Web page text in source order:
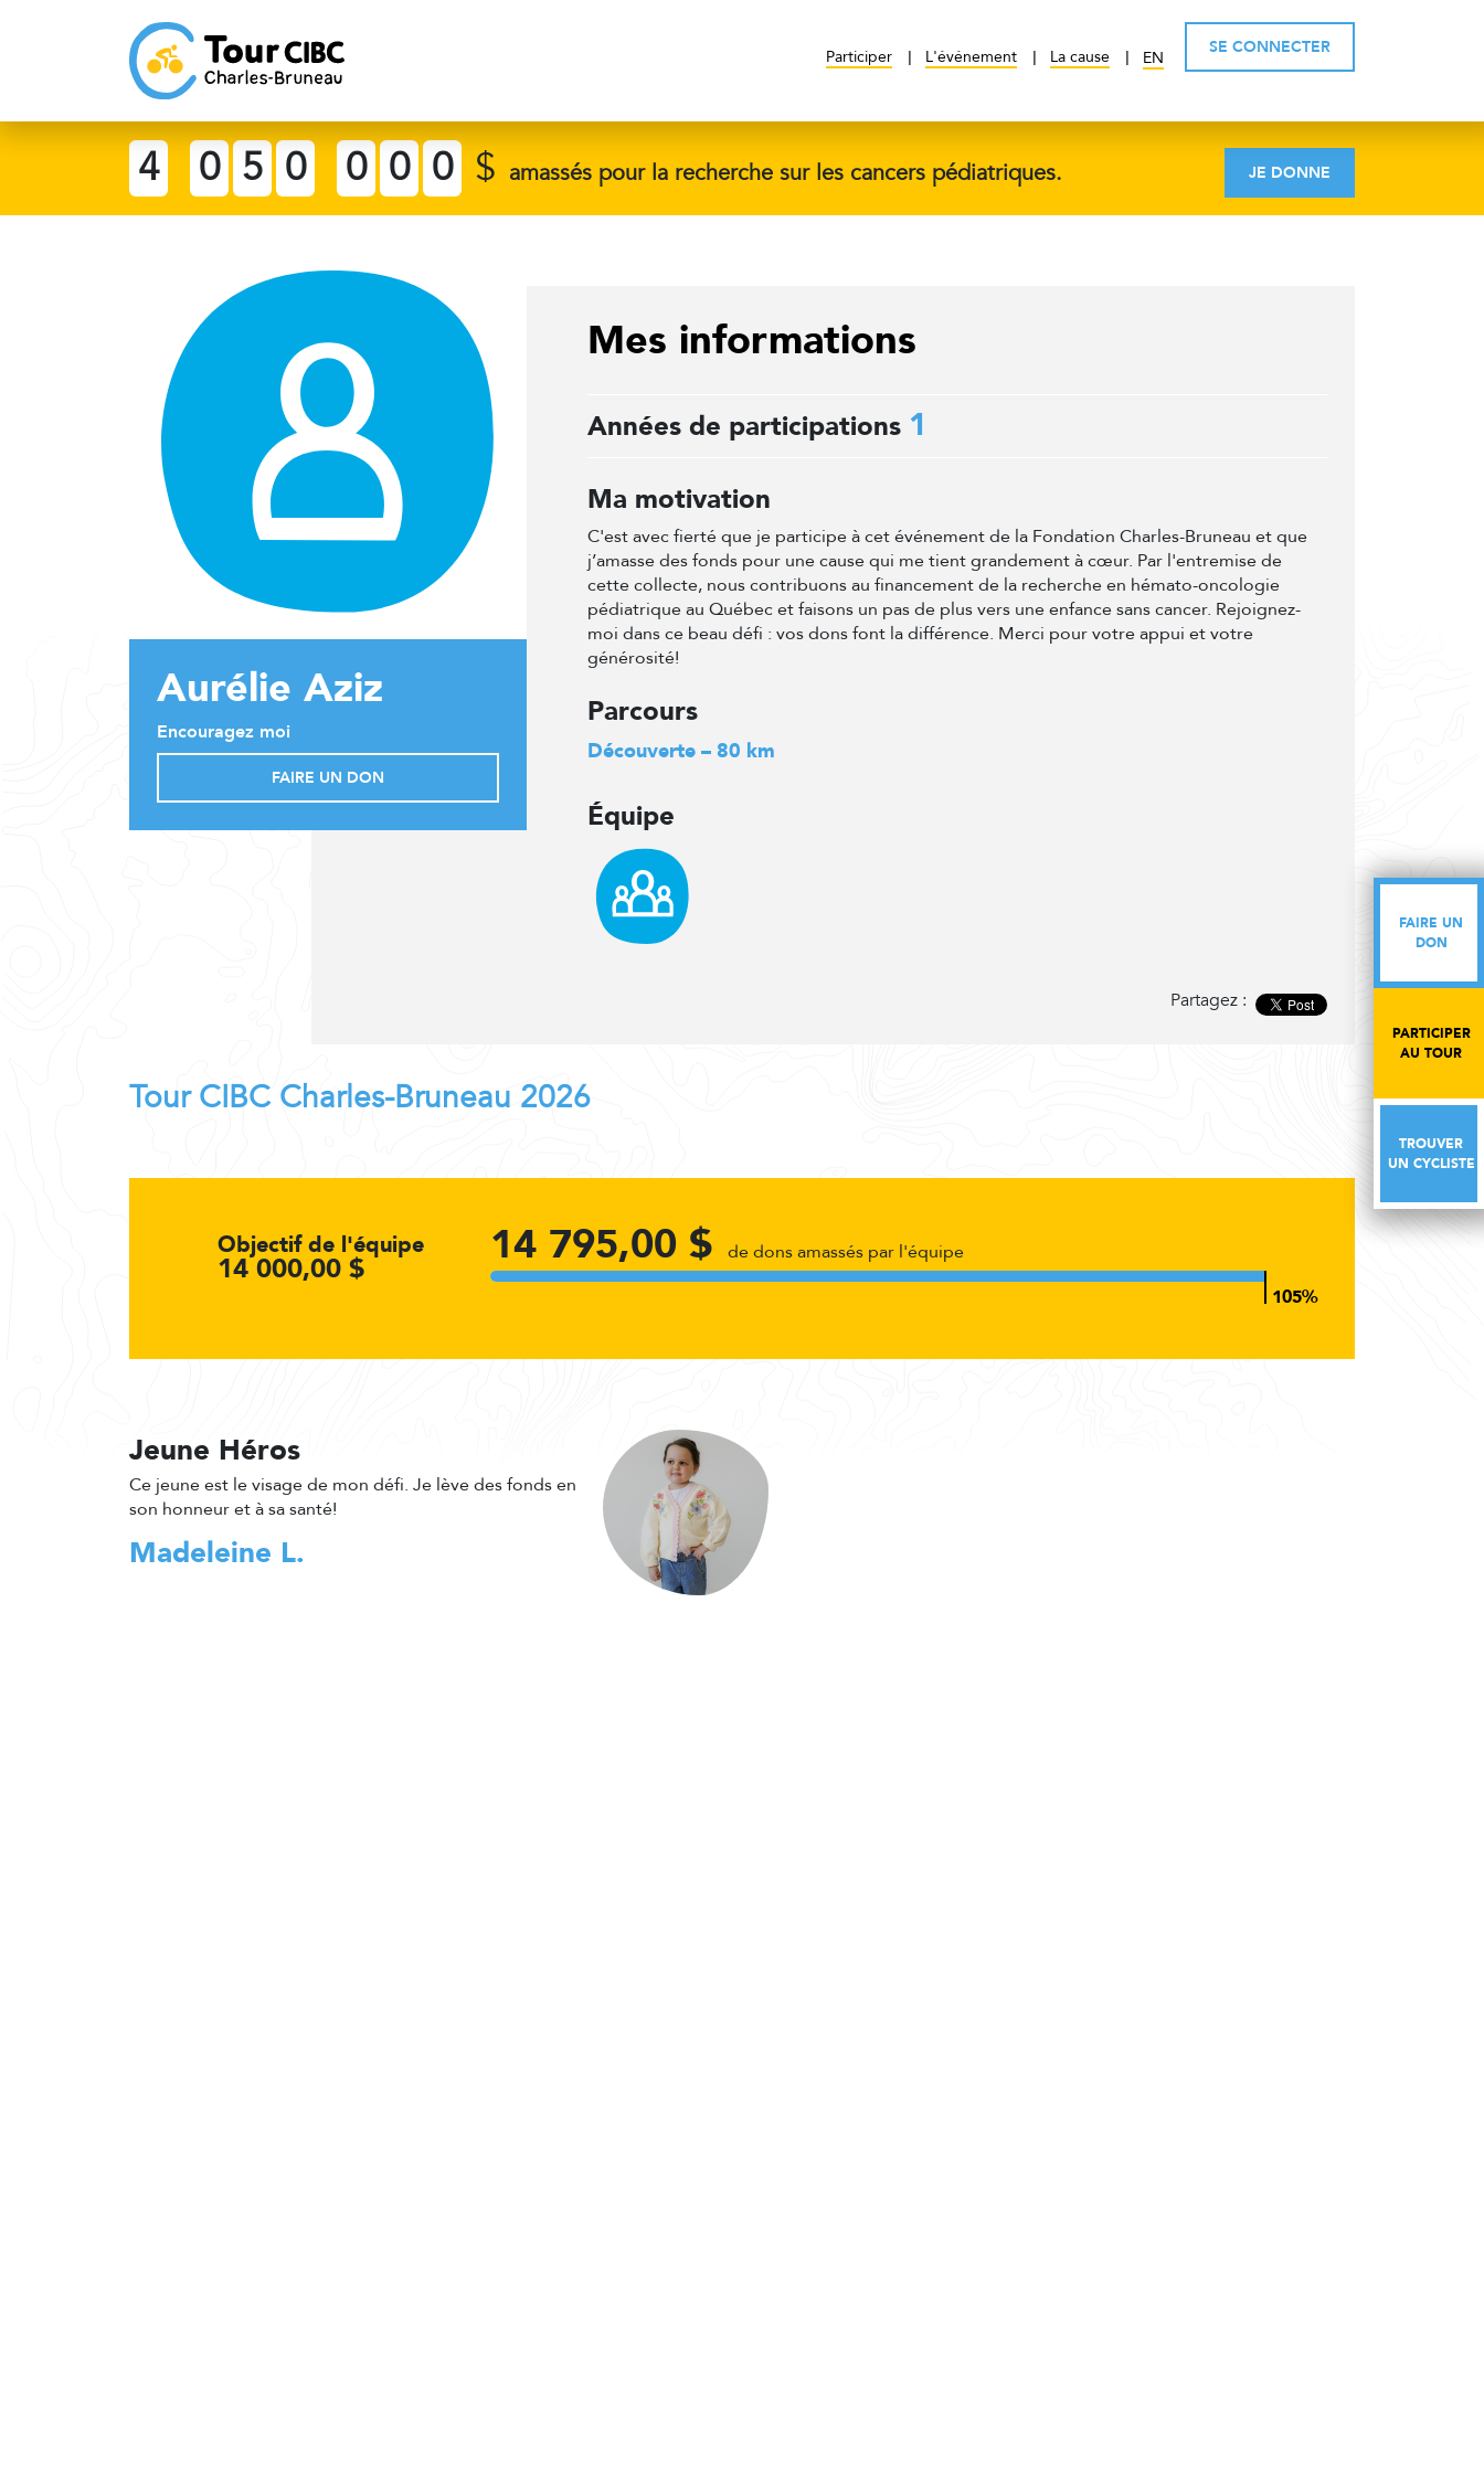
Participer L'événement La cause EN
SE CONNECTER
FAIRE UN
DON
PARTICIPER
AU TOUR
TROUVER
UN CYCLISTE
4 0 5 0 0 0 0 $ amassés pour la recherche sur les cancers pédiatriques. JE DONNE
Aurélie Aziz
Encouragez moi
FAIRE UN DON
Mes informations
Années de participations 1
Ma motivation
C'est avec fierté que je participe à cet événement de la Fondation Charles-Bruneau et que
j’amasse des fonds pour une cause qui me tient grandement à cœur. Par l'entremise de
cette collecte, nous contribuons au financement de la recherche en hémato-oncologie
pédiatrique au Québec et faisons un pas de plus vers une enfance sans cancer. Rejoignez-
moi dans ce beau défi : vos dons font la différence. Merci pour votre appui et votre
générosité!
Parcours
Découverte – 80 km
Équipe
Partagez :
Tour CIBC Charles-Bruneau 2026
Objectif de l'équipe
14 000,00 $ 14 795,00 $ de dons amassés par l'équipe
Jeune Héros
Ce jeune est le visage de mon défi. Je lève des fonds en
son honneur et à sa santé!
Madeleine L.
FAIRE UN
DON
PARTICIPER
AU TOUR
TROUVER
UN CYCLISTE